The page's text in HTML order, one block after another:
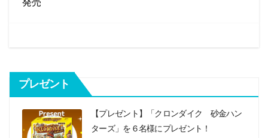
ビ
シ
ョ
ン
発売
プレゼント
【プレゼント】「クロンダイク 砂金ハン
ターズ」を６名様にプレゼント！